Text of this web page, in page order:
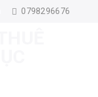
0798296676